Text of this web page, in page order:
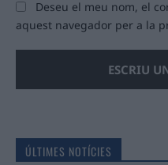
Deseu el meu nom, el
aquest navegador per a la
ÚLTIMES NOTÍCIES